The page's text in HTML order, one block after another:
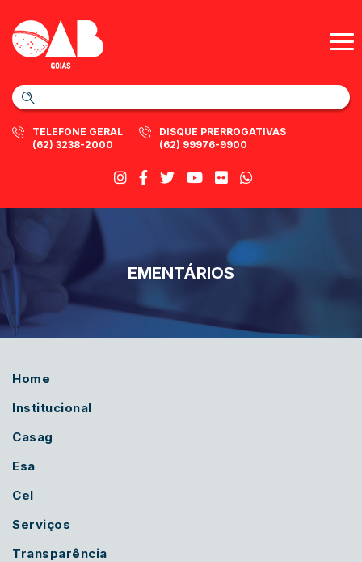
TELEFONE GERAL
(62) 3238-2000
DISQUE PRERROGATIVAS
(62) 99976-9900
EMENTÁRIOS
Home
Institucional
Casag
Esa
Cel
Serviços
Transparência